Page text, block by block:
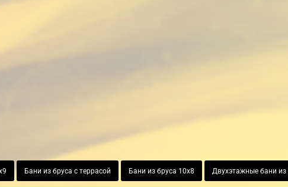
Бани из бруса с террасой Бани из бруса 10х8 Двухэтажные бани из